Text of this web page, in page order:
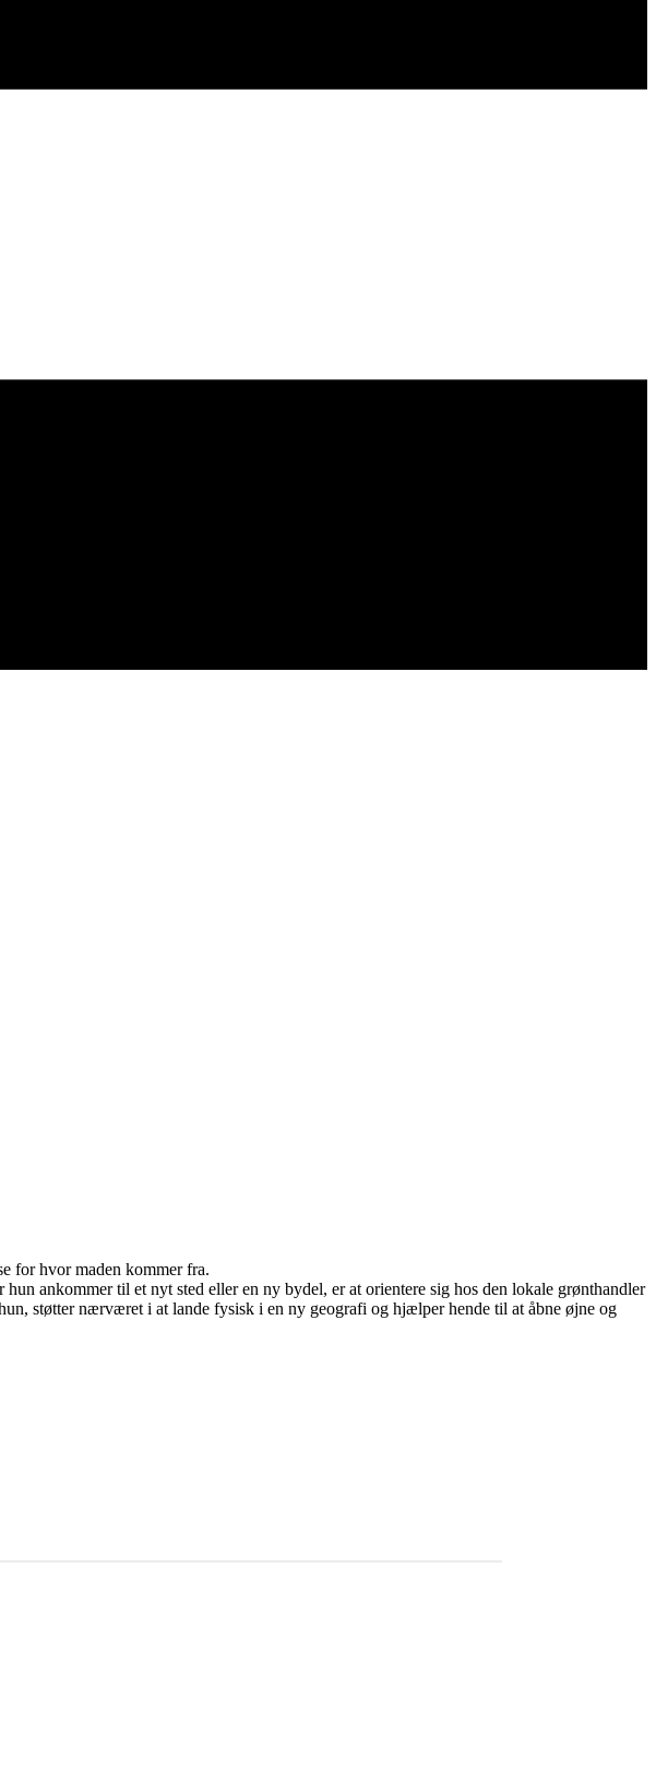
for hvor maden kommer fra.
ankommer til et nyt sted eller en ny bydel, er at orientere sig hos den lokale grønthandler
støtter nærværet i at lande fysisk i en ny geografi og hjælper hende til at åbne øjne og